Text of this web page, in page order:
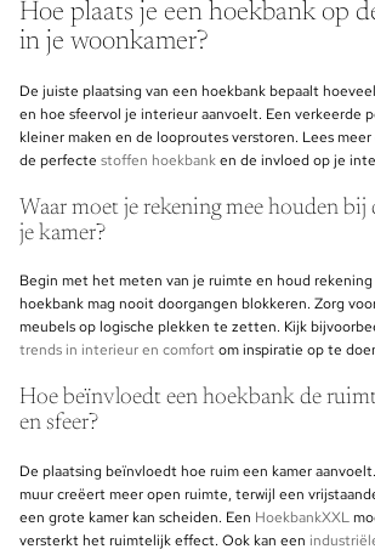
Hoe plaats je een hoekbank op
in je woonkamer?
De juiste plaatsing van een hoekbank bepaalt
en hoe sfeervol je interieur aanvoelt. Een verkeerde
kleiner maken en de looproutes verstoren. Lees
de perfecte stoffen hoekbanken de invloed op je
Waar moet je rekening mee houden bij
je kamer?
Begin met het meten van je ruimte en houd
hoekbank mag nooit doorgangen blokkeren. Zorg
meubels op logische plekken te zetten. Kijk
trends in interieur en comfort om inspiratie op te
Hoe beïnvloedt een hoekbank de
en sfeer?
De plaatsing beïnvloedt hoe ruim een kamer
muur creëert meer open ruimte, terwijl een
een grote kamer kan scheiden. Een HoekbankXXL
versterkt het ruimtelijk effect. Ook kan een